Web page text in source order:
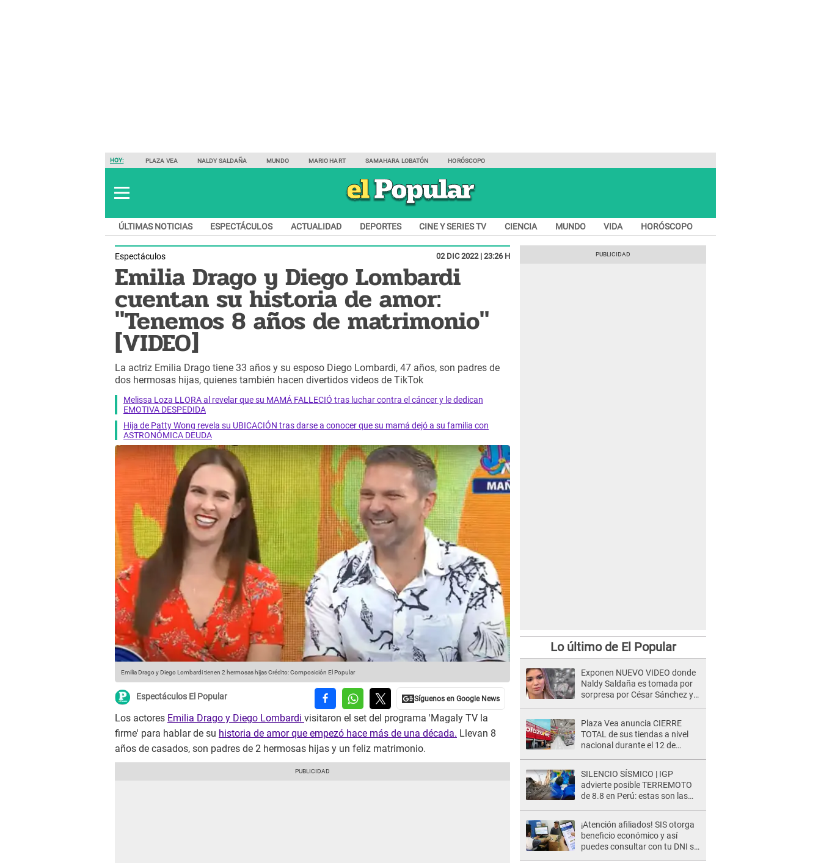
HOY: PLAZA VEA NALDY SALDAÑA MUNDO MARIO HART SAMAHARA LOBATÓN HORÓSCOPO
ÚLTIMAS NOTICIAS ESPECTÁCULOS ACTUALIDAD DEPORTES CINE Y SERIES TV CIENCIA MUNDO VIDA HORÓSCOPO
Espectáculos 02 DIC 2022 | 23:26 H
Emilia Drago y Diego Lombardi
cuentan su historia de amor:
"Tenemos 8 años de matrimonio"
[VIDEO]
La actriz Emilia Drago tiene 33 años y su esposo Diego Lombardi, 47 años, son padres de
dos hermosas hijas, quienes también hacen divertidos videos de TikTok
Melissa Loza LLORA al revelar que su MAMÁ FALLECIÓ tras luchar contra el cáncer y le dedican
EMOTIVA DESPEDIDA
Hija de Patty Wong revela su UBICACIÓN tras darse a conocer que su mamá dejó a su familia con
ASTRONÓMICA DEUDA
Emilia Drago y Diego Lombardi tienen 2 hermosas hijasCrédito: Composición El Popular
Espectáculos El Popular
Los actores Emilia Drago y Diego Lombardi visitaron el set del programa 'Magaly TV la
firme' para hablar de su historia de amor que empezó hace más de una década. Llevan 8
años de casados, son padres de 2 hermosas hijas y un feliz matrimonio.
Lo último de El Popular
Exponen NUEVO VIDEO donde
Naldy Saldaña es tomada por
sorpresa por César Sánchez y
Plaza Vea anuncia CIERRE
TOTAL de sus tiendas a nivel
nacional durante el 12 de
SILENCIO SÍSMICO | IGP
advierte posible TERREMOTO
de 8.8 en Perú: estas son las
¡Atención afiliados! SIS otorga
beneficio económico y así
puedes consultar con tu DNI si